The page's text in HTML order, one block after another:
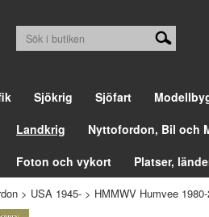
Sjökrig Sjöfart
Landkrig Nyttofordon, Bil och
Foton och vykort Platser,
> USA 1945- > HMMWV Humvee